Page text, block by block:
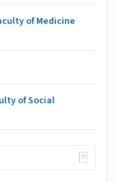
of Medicine
of Social